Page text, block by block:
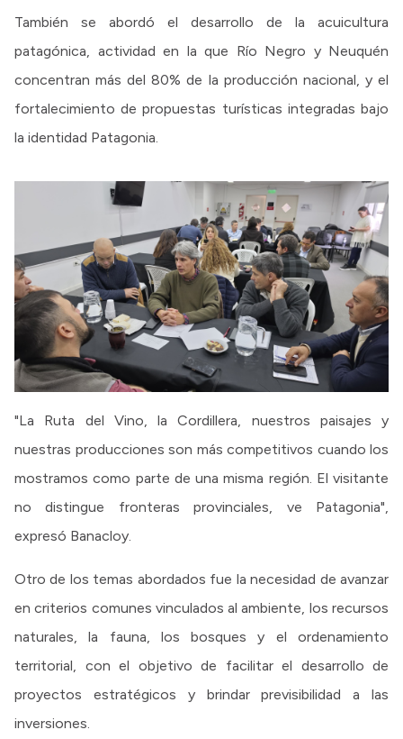
También se abordó el desarrollo de la acuicultura
patagónica, actividad en la que Río Negro y Neuquén
concentran más del 80% de la producción nacional, y el
fortalecimiento de propuestas turísticas integradas bajo
la identidad Patagonia.
"La Ruta del Vino, la Cordillera, nuestros paisajes y
nuestras producciones son más competitivos cuando los
mostramos como parte de una misma región. El visitante
no distingue fronteras provinciales, ve Patagonia",
expresó Banacloy.
Otro de los temas abordados fue la necesidad de avanzar
en criterios comunes vinculados al ambiente, los recursos
naturales, la fauna, los bosques y el ordenamiento
territorial, con el objetivo de facilitar el desarrollo de
proyectos estratégicos y brindar previsibilidad a las
inversiones.